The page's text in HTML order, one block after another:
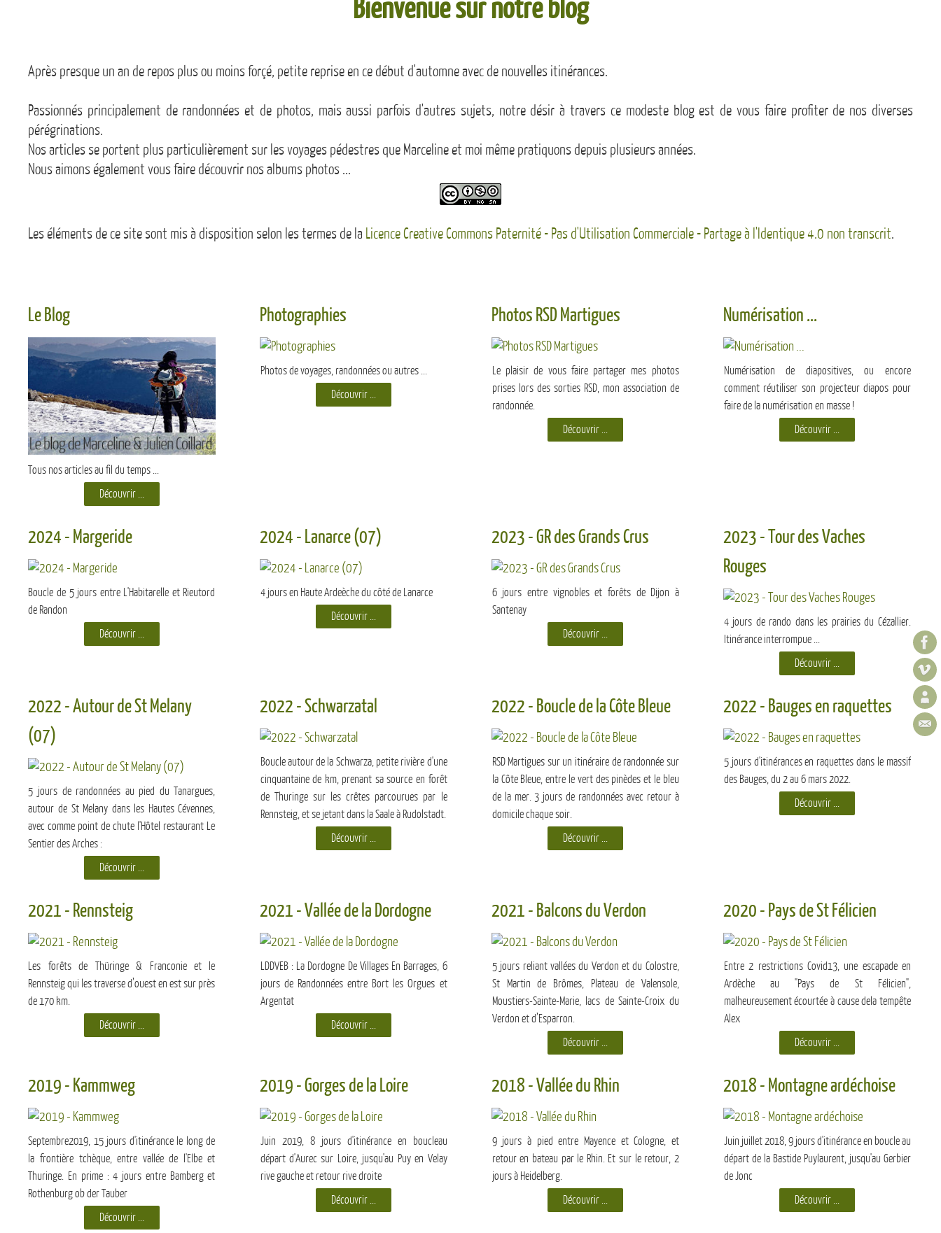
Bienvenue sur notre blog
Après presque un an de repos plus ou moins forçé, petite reprise en ce début d'automne avec de nouvelles itinérances.
Passionnés principalement de randonnées et de photos, mais aussi parfois d'autres sujets, notre désir à travers ce modeste blog est de vous faire profiter de nos diverses
pérégrinations.
Nos articles se portent plus particulièrement sur les voyages pédestres que Marceline et moi même pratiquons depuis plusieurs années.
Nous aimons également vous faire découvrir nos albums photos ...
Les éléments de ce site sont mis à disposition selon les termes de la Licence Creative Commons Paternité - Pas d'Utilisation Commerciale - Partage à l'Identique 4.0 non transcrit.
Le Blog
Tous nos articles au fil du temps ...
Découvrir ...
Photographies
Photos de voyages, randonnées ou autres ...
Découvrir ...
Photos RSD Martigues
Le plaisir de vous faire partager mes photos
prises lors des sorties RSD, mon association de
randonnée.
Découvrir ...
Numérisation ...
Numérisation de diapositives, ou encore
comment réutiliser son projecteur diapos pour
faire de la numérisation en masse !
Découvrir ...
2024 - Margeride
Boucle de 5 jours entre L'Habitarelle et Rieutord
de Randon
Découvrir ...
2024 - Lanarce (07)
4 jours en Haute Ardeèche du côté de Lanarce
Découvrir ...
2023 - GR des Grands Crus
6 jours entre vignobles et forêts de Dijon à
Santenay
Découvrir ...
2023 - Tour des Vaches
Rouges
4 jours de rando dans les prairies du Cézallier.
Itinérance interrompue ...
Découvrir ...
2022 - Autour de St Melany
(07)
5 jours de randonnées au pied du Tanargues,
autour de St Melany dans les Hautes Cévennes,
avec comme point de chute l'Hôtel restaurant Le
Sentier des Arches :
Découvrir ...
2022 - Schwarzatal
Boucle autour de la Schwarza, petite rivière d'une
cinquantaine de km, prenant sa source en forêt
de Thuringe sur les crêtes parcourues par le
Rennsteig, et se jetant dans la Saale à Rudolstadt.
Découvrir ...
2022 - Boucle de la Côte Bleue
RSD Martigues sur un itinéraire de randonnée sur
la Côte Bleue, entre le vert des pinèdes et le bleu
de la mer. 3 jours de randonnées avec retour à
domicile chaque soir.
Découvrir ...
2022 - Bauges en raquettes
5 jours d'itinérances en raquettes dans le massif
des Bauges, du 2 au 6 mars 2022.
Découvrir ...
2021 - Rennsteig
Les forêts de Thüringe & Franconie et le
Rennsteig qui les traverse d’ouest en est sur près
de 170 km.
Découvrir ...
2021 - Vallée de la Dordogne
LDDVEB : La Dordogne De Villages En Barrages, 6
jours de Randonnées entre Bort les Orgues et
Argentat
Découvrir ...
2021 - Balcons du Verdon
5 jours reliant vallées du Verdon et du Colostre,
St Martin de Brômes, Plateau de Valensole,
Moustiers-Sainte-Marie, lacs de Sainte-Croix du
Verdon et d’Esparron.
Découvrir ...
2020 - Pays de St Félicien
Entre 2 restrictions Covid13, une escapade en
Ardèche au "Pays de St Félicien",
malheureusement écourtée à cause dela tempête
Alex
Découvrir ...
2019 - Kammweg
Septembre2019, 15 jours d'itinérance le long de
la frontière tchèque, entre vallée de l'Elbe et
Thuringe. En prime : 4 jours entre Bamberg et
Rothenburg ob der Tauber
Découvrir ...
2019 - Gorges de la Loire
Juin 2019, 8 jours d'itinérance en boucleau
départ d'Aurec sur Loire, jusqu'au Puy en Velay
rive gauche et retour rive droite
Découvrir ...
2018 - Vallée du Rhin
9 jours à pied entre Mayence et Cologne, et
retour en bateau par le Rhin. Et sur le retour, 2
jours à Heidelberg.
Découvrir ...
2018 - Montagne ardéchoise
Juin juillet 2018, 9 jours d'itinérance en boucle au
départ de la Bastide Puylaurent, jusqu'au Gerbier
de Jonc
Découvrir ...